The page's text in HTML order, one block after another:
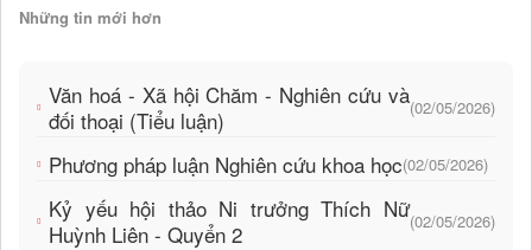
Những tin mới hơn
Văn hoá - Xã hội Chăm - Nghiên cứu và
đối thoại (Tiểu luận)
(02/05/2026)
Phương pháp luận Nghiên cứu khoa học(02/05/2026)
Kỷ yếu hội thảo Ni trưởng Thích Nữ
Huỳnh Liên - Quyển 2
(02/05/2026)